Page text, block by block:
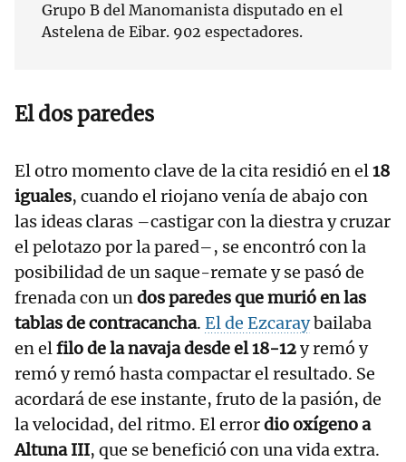
Grupo B del Manomanista disputado en el
Astelena de Eibar. 902 espectadores.
El dos paredes
El otro momento clave de la cita residió en el18
iguales, cuando el riojano venía de abajo con
las ideas claras –castigar con la diestra y cruzar
el pelotazo por la pared–, se encontró con la
posibilidad de un saque-remate y se pasó de
frenada con undos paredes que murió en las
tablas de contracancha. El de Ezcaraybailaba
en elfilo de la navaja desde el 18-12y remó y
remó y remó hasta compactar el resultado. Se
acordará de ese instante, fruto de la pasión, de
la velocidad, del ritmo. El errordio oxígeno a
Altuna III, que se benefició con una vida extra.